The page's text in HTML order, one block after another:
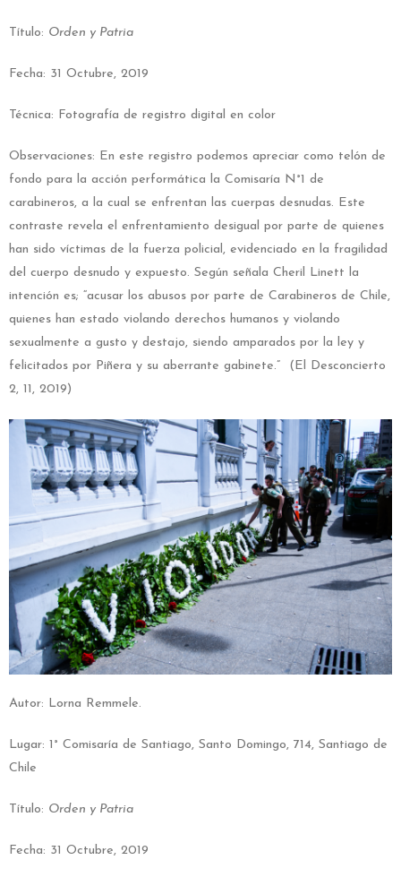
Título: Orden y Patria
Fecha: 31 Octubre, 2019
Técnica: Fotografía de registro digital en color
Observaciones: En este registro podemos apreciar como telón de
fondo para la acción performática la Comisaría N°1 de
carabineros, a la cual se enfrentan las cuerpas desnudas. Este
contraste revela el enfrentamiento desigual por parte de quienes
han sido víctimas de la fuerza policial, evidenciado en la fragilidad
del cuerpo desnudo y expuesto. Según señala Cheril Linett la
intención es; “acusar los abusos por parte de Carabineros de Chile,
quienes han estado violando derechos humanos y violando
sexualmente a gusto y destajo, siendo amparados por la ley y
felicitados por Piñera y su aberrante gabinete.” (El Desconcierto
2, 11, 2019)
Autor: Lorna Remmele.
Lugar: 1° Comisaría de Santiago, Santo Domingo, 714, Santiago de
Chile
Título: Orden y Patria
Fecha: 31 Octubre, 2019